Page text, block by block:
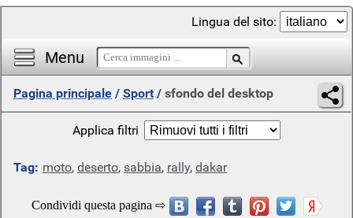
Menu
Lingua del sito:
Pagina principale / Sport / sfondo del desktop
Applica filtri
Tag: moto, deserto, sabbia, rally, dakar